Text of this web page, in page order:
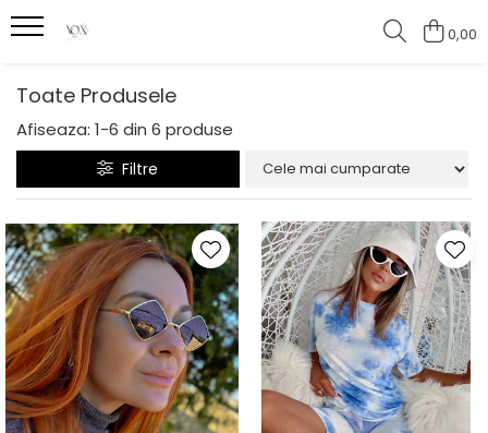
0,00
Toate Produsele
Afiseaza: 1-6 din 6 produse
Filtre